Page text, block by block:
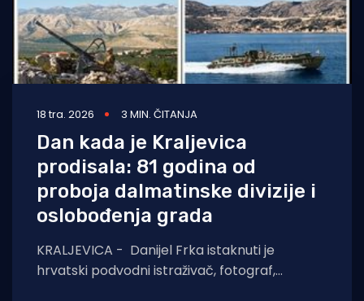
18 tra. 2026 3 MIN. ČITANJA
Dan kada je Kraljevica
prodisala: 81 godina od
proboja dalmatinske divizije i
oslobođenja grada
KRALJEVICA - Danijel Frka istaknuti je
hrvatski podvodni istraživač, fotograf,